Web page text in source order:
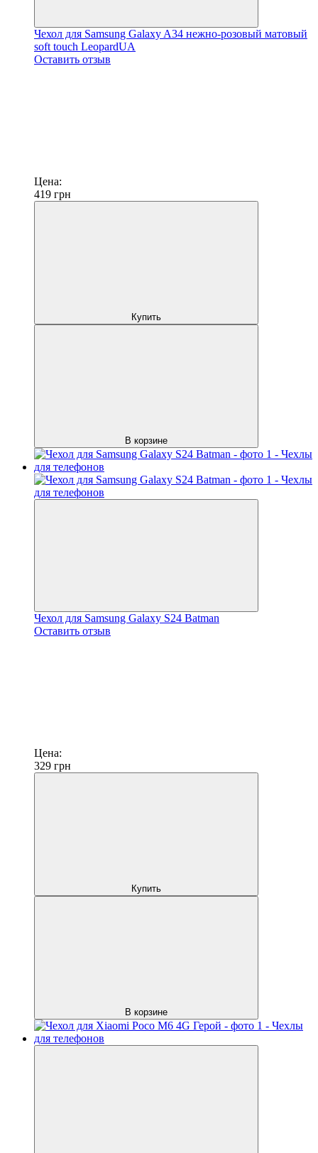
Чехол для Samsung Galaxy A34 нежно-розовый матовый
soft touch LeopardUA
Оставить отзыв
Цена:
419 грн
Купить
В корзине
Чехол для Samsung Galaxy S24 Batman
Оставить отзыв
Цена:
329 грн
Купить
В корзине